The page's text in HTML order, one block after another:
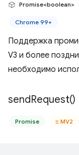
Promise<boolean>
Chrome 99+
Поддержка
V3 и более
необходимо
sendRequest()
Promise ≤ MV2